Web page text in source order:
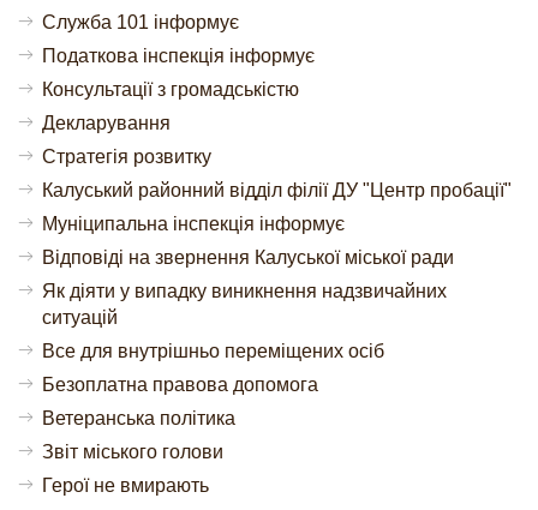
Служба 101 інформує
Податкова інспекція інформує
Консультації з громадськістю
Декларування
Стратегія розвитку
Калуський районний відділ філії ДУ "Центр пробації"
Муніципальна інспекція інформує
Відповіді на звернення Калуської міської ради
Як діяти у випадку виникнення надзвичайних
ситуацій
Все для внутрішньо переміщених осіб
Безоплатна правова допомога
Ветеранська політика
Звіт міського голови
Герої не вмирають